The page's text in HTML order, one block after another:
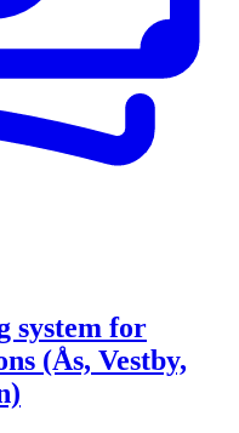
system for
(Ås, Vestby,